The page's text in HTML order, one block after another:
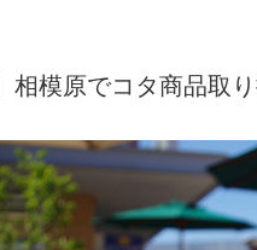
相模原でコタ商品取